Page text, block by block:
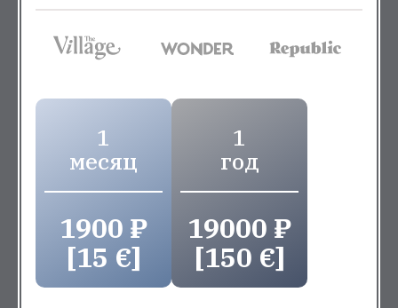
1
месяц
1900 ₽
[15 €]
1
год
19000 ₽
[150 €]